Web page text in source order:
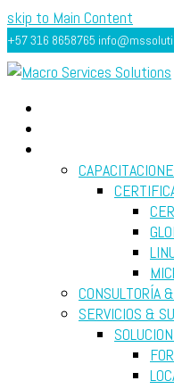
skip to Main Content
+57 316 8658765
CONSULTORÍA
SERVICIOS &